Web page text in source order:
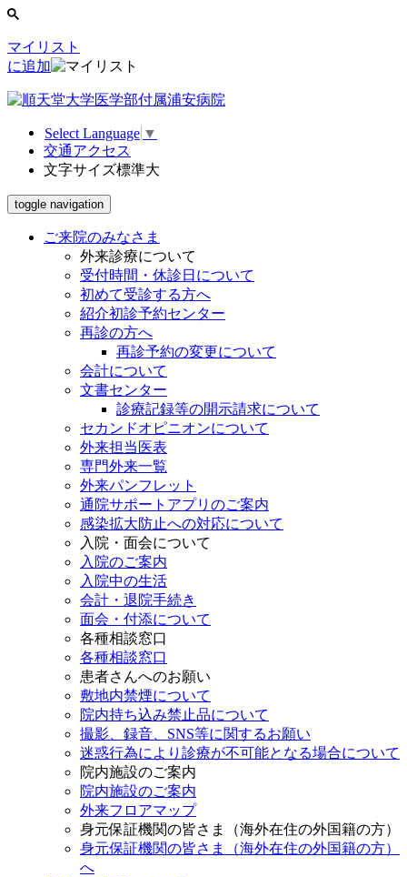
マイリスト
に追加
Select Language ▼
交通アクセス
文字サイズ標準大
toggle navigation
ご来院のみなさま
外来診療について
受付時間・休診日について
初めて受診する方へ
紹介初診予約センター
再診の方へ
再診予約の変更について
会計について
文書センター
診療記録等の開示請求について
セカンドオピニオンについて
外来担当医表
専門外来一覧
外来パンフレット
通院サポートアプリのご案内
感染拡大防止への対応について
入院・面会について
入院のご案内
入院中の生活
会計・退院手続き
面会・付添について
各種相談窓口
各種相談窓口
患者さんへのお願い
敷地内禁煙について
院内持ち込み禁止品について
撮影、録音、SNS等に関するお願い
迷惑行為により診療が不可能となる場合について
院内施設のご案内
院内施設のご案内
外来フロアマップ
身元保証機関の皆さま（海外在住の外国籍の方）
身元保証機関の皆さま（海外在住の外国籍の方）
へ